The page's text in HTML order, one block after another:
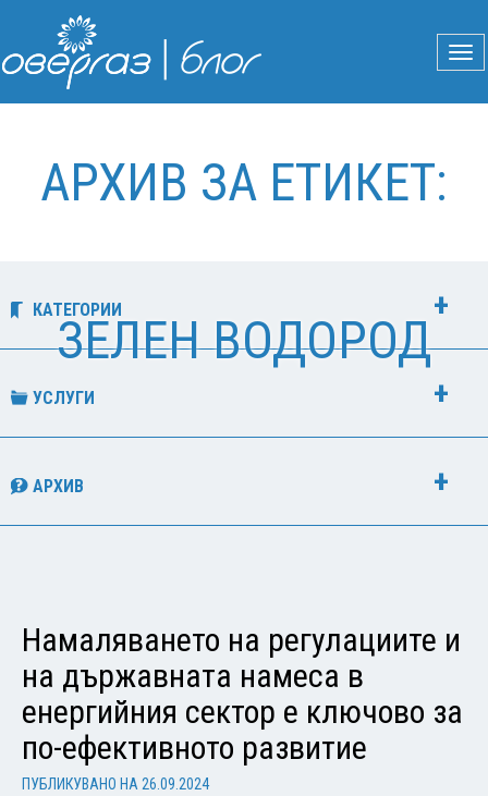
АРХИВ ЗА ЕТИКЕТ:
ЗЕЛЕН ВОДОРОД
КАТЕГОРИИ
УСЛУГИ
АРХИВ
Намаляването на регулациите и
на държавната намеса в
енергийния сектор е ключово за
по-ефективното развитие
ПУБЛИКУВАНО НА 26.09.2024